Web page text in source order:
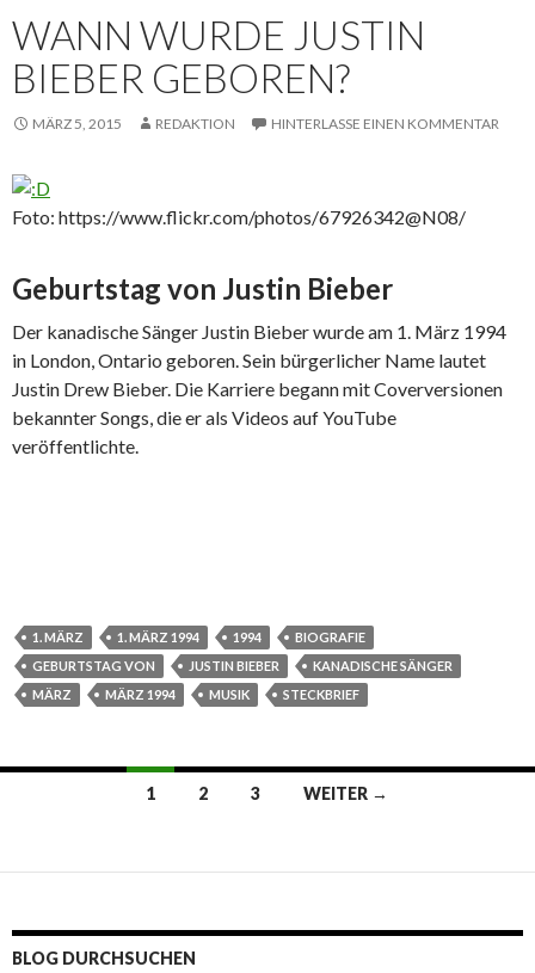
WANN WURDE JUSTIN
BIEBER GEBOREN?
MÄRZ 5, 2015 REDAKTION HINTERLASSE EINEN KOMMENTAR
Foto: https://www.flickr.com/photos/67926342@N08/
Geburtstag von Justin Bieber
Der kanadische Sänger Justin Bieber wurde am 1. März 1994
in London, Ontario geboren. Sein bürgerlicher Name lautet
Justin Drew Bieber. Die Karriere begann mit Coverversionen
bekannter Songs, die er als Videos auf YouTube
veröffentlichte.
1. MÄRZ 1. MÄRZ 1994 1994
BIOGRAFIE
GEBURTSTAG VON
JUSTIN BIEBER
KANADISCHE SÄNGER
MÄRZ
MÄRZ 1994 MUSIK STECKBRIEF
Navigation
1 2 3 WEITER →
BLOG DURCHSUCHEN